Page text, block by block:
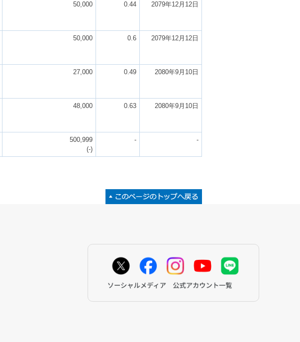
50,000 0.44 2079年12月12日
50,000 0.6 2079年12月12日
27,000 0.49 2080年9月10日
48,000 0.63 2080年9月10日
500,999
(-)
- -